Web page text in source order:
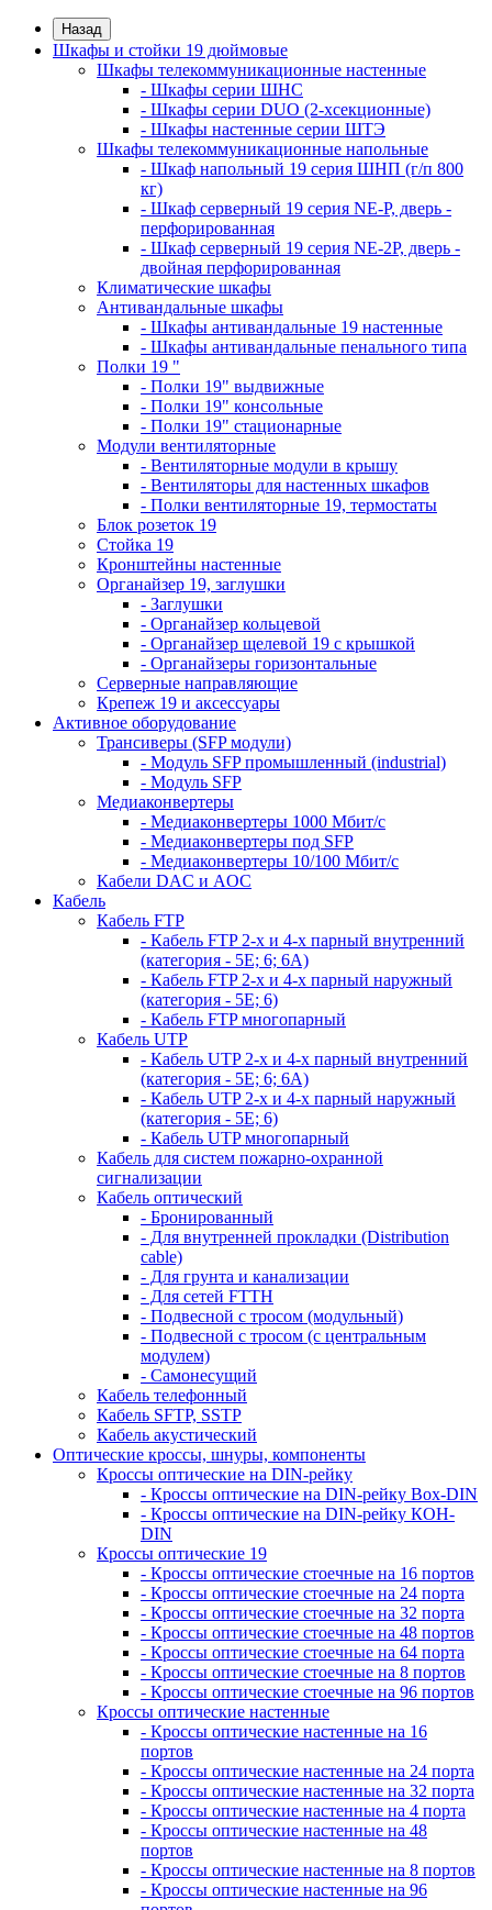
Назад
Шкафы и стойки 19 дюймовые
Шкафы телекоммуникационные настенные
- Шкафы серии ШНС
- Шкафы серии DUO (2-хсекционные)
- Шкафы настенные серии ШТЭ
Шкафы телекоммуникационные напольные
- Шкаф напольный 19 серия ШНП (г/п 800
кг)
- Шкаф серверный 19 серия NE-P, дверь -
перфорированная
- Шкаф серверный 19 серия NE-2P, дверь -
двойная перфорированная
Климатические шкафы
Антивандальные шкафы
- Шкафы антивандальные 19 настенные
- Шкафы антивандальные пенального типа
Полки 19 "
- Полки 19" выдвижные
- Полки 19" консольные
- Полки 19" стационарные
Модули вентиляторные
- Вентиляторные модули в крышу
- Вентиляторы для настенных шкафов
- Полки вентиляторные 19, термостаты
Блок розеток 19
Стойка 19
Кронштейны настенные
Органайзер 19, заглушки
- Заглушки
- Органайзер кольцевой
- Органайзер щелевой 19 с крышкой
- Органайзеры горизонтальные
Серверные направляющие
Крепеж 19 и аксессуары
Активное оборудование
Трансиверы (SFP модули)
- Модуль SFP промышленный (industrial)
- Модуль SFP
Медиаконвертеры
- Медиаконвертеры 1000 Мбит/с
- Медиаконвертеры под SFP
- Медиаконвертеры 10/100 Мбит/с
Кабели DAC и AOC
Кабель
Кабель FTP
- Кабель FTP 2-х и 4-х парный внутренний
(категория - 5Е; 6; 6А)
- Кабель FTP 2-х и 4-х парный наружный
(категория - 5Е; 6)
- Кабель FTP многопарный
Кабель UTP
- Кабель UTP 2-х и 4-х парный внутренний
(категория - 5Е; 6; 6А)
- Кабель UTP 2-х и 4-х парный наружный
(категория - 5Е; 6)
- Кабель UTP многопарный
Кабель для систем пожарно-охранной
сигнализации
Кабель оптический
- Бронированный
- Для внутренней прокладки (Distribution
cable)
- Для грунта и канализации
- Для сетей FTTH
- Подвесной с тросом (модульный)
- Подвесной с тросом (с центральным
модулем)
- Самонесущий
Кабель телефонный
Кабель SFTP, SSTP
Кабель акустический
Оптические кроссы, шнуры, компоненты
Кроссы оптические на DIN-рейку
- Кроссы оптические на DIN-рейку Box-DIN
- Кроссы оптические на DIN-рейку КОН-
DIN
Кроссы оптические 19
- Кроссы оптические стоечные на 16 портов
- Кроссы оптические стоечные на 24 порта
- Кроссы оптические стоечные на 32 порта
- Кроссы оптические стоечные на 48 портов
- Кроссы оптические стоечные на 64 порта
- Кроссы оптические стоечные на 8 портов
- Кроссы оптические стоечные на 96 портов
Кроссы оптические настенные
- Кроссы оптические настенные на 16
портов
- Кроссы оптические настенные на 24 порта
- Кроссы оптические настенные на 32 порта
- Кроссы оптические настенные на 4 порта
- Кроссы оптические настенные на 48
портов
- Кроссы оптические настенные на 8 портов
- Кроссы оптические настенные на 96